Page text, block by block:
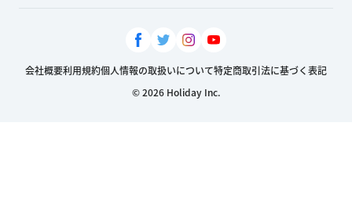
会社概要利用規約個人情報の取扱いについて特定商取引法に基づく表記
© 2026 Holiday Inc.